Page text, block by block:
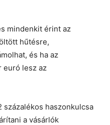
mindenkit érint az
hűtésre,
és ha az
euró lesz az
százalékos haszonkulcsa
a vásárlók